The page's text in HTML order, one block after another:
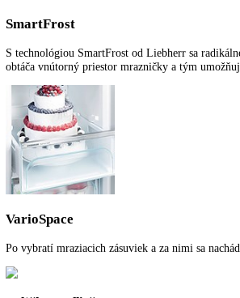
SuperFrost:—
Počet teplotných zón:2
Spotreba energie za rok:240,17 kWh/ročne
Funkcie a vybavenie
Ďalšie informácie
K stiahnutiu
SmartFrost